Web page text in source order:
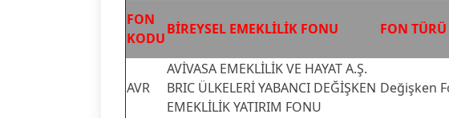
FON
KODU
BİREYSEL EMEKLİLİK FONU FON TÜRÜ
AVR
AVİVASA EMEKLİLİK VE HAYAT A.Ş.
BRIC ÜLKELERİ YABANCI DEĞİŞKEN
EMEKLİLİK YATIRIM FONU
Değişken